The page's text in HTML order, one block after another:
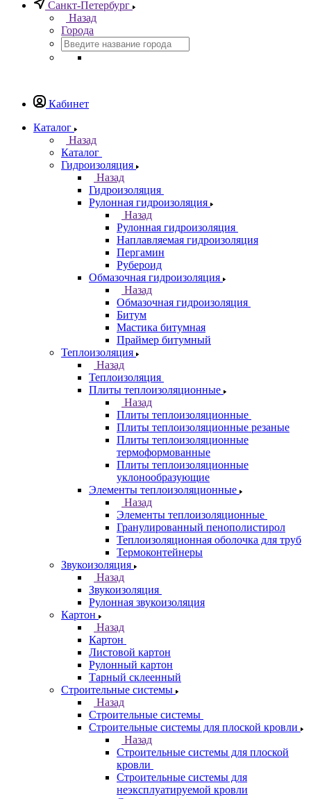
Санкт-Петербург
Назад
Города
Кабинет
Каталог
Назад
Каталог
Гидроизоляция
Назад
Гидроизоляция
Рулонная гидроизоляция
Назад
Рулонная гидроизоляция
Наплавляемая гидроизоляция
Пергамин
Рубероид
Обмазочная гидроизоляция
Назад
Обмазочная гидроизоляция
Битум
Мастика битумная
Праймер битумный
Теплоизоляция
Назад
Теплоизоляция
Плиты теплоизоляционные
Назад
Плиты теплоизоляционные
Плиты теплоизоляционные резаные
Плиты теплоизоляционные
термоформованные
Плиты теплоизоляционные
уклонообразующие
Элементы теплоизоляционные
Назад
Элементы теплоизоляционные
Гранулированный пенополистирол
Теплоизоляционная оболочка для труб
Термоконтейнеры
Звукоизоляция
Назад
Звукоизоляция
Рулонная звукоизоляция
Картон
Назад
Картон
Листовой картон
Рулонный картон
Тарный склеенный
Строительные системы
Назад
Строительные системы
Строительные системы для плоской кровли
Назад
Строительные системы для плоской
кровли
Строительные системы для
неэксплуатируемой кровли